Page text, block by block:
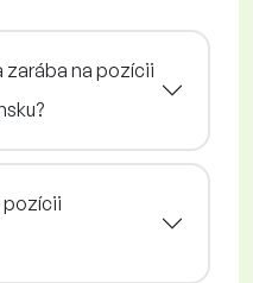
zarába na pozícii
pozícii